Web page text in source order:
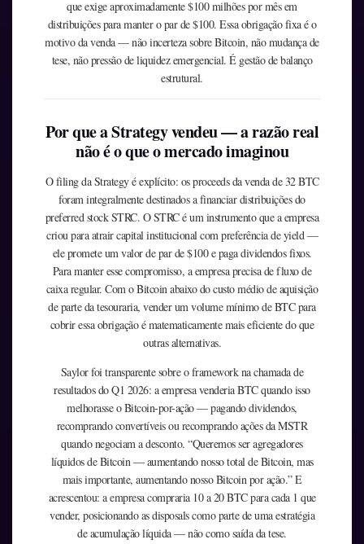
que exige aproximadamente $100 milhões por mês em
distribuições para manter o par de $100. Essa obrigação fixa é o
motivo da venda — não incerteza sobre Bitcoin, não mudança de
tese, não pressão de liquidez emergencial. É gestão de balanço
estrutural.
Por que a Strategy vendeu — a razão real
não é o que o mercado imaginou
O filing da Strategy é explícito: os proceeds da venda de 32 BTC
foram integralmente destinados a financiar distribuições do
preferred stock STRC. O STRC é um instrumento que a empresa
criou para atrair capital institucional com preferência de yield —
ele promete um valor de par de $100 e paga dividendos fixos.
Para manter esse compromisso, a empresa precisa de fluxo de
caixa regular. Com o Bitcoin abaixo do custo médio de aquisição
de parte da tesouraria, vender um volume mínimo de BTC para
cobrir essa obrigação é matematicamente mais eficiente do que
outras alternativas.
Saylor foi transparente sobre o framework na chamada de
resultados do Q1 2026: a empresa venderia BTC quando isso
melhorasse o Bitcoin-por-ação — pagando dividendos,
recomprando convertíveis ou recomprando ações da MSTR
quando negociam a desconto. “Queremos ser agregadores
líquidos de Bitcoin — aumentando nosso total de Bitcoin, mas
mais importante, aumentando nosso Bitcoin por ação.” E
acrescentou: a empresa compraria 10 a 20 BTC para cada 1 que
vender, posicionando as disposals como parte de uma estratégia
de acumulação líquida — não como saída da tese.